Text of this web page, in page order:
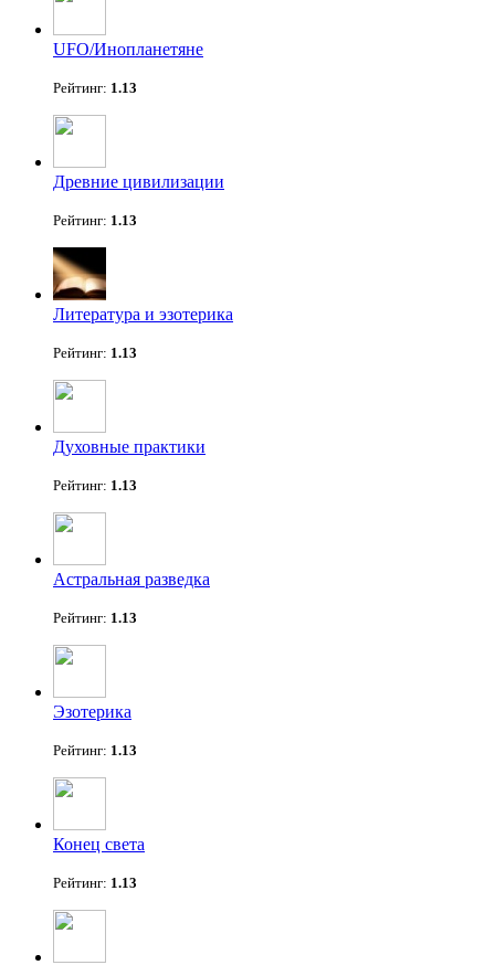
UFO/Инопланетяне
Рейтинг: 1.13
Древние цивилизации
Рейтинг: 1.13
Литература и эзотерика
Рейтинг: 1.13
Духовные практики
Рейтинг: 1.13
Астральная разведка
Рейтинг: 1.13
Эзотерика
Рейтинг: 1.13
Конец света
Рейтинг: 1.13